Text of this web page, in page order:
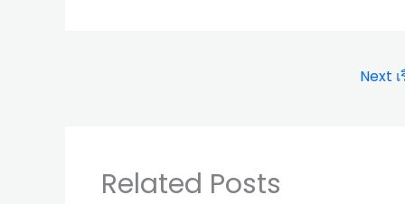
Next เ
Related Posts